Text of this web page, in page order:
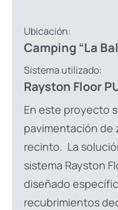
Ubicación:
Camping “La
Sistema utilizado:
Rayston Floor
En este proyecto
pavimentación de
recinto. La
sistema Rayston
diseñado
recubrimientos